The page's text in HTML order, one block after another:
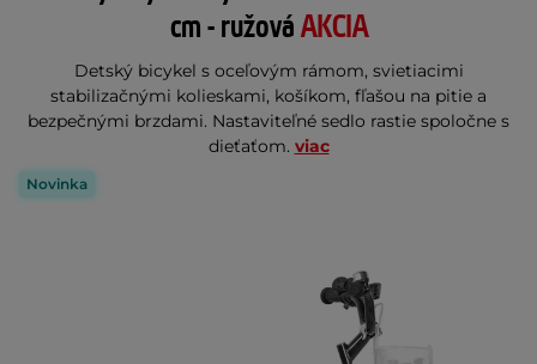
cm - ružováAKCIA
Detský bicykel s oceľovým rámom, svietiacimi
stabilizačnými kolieskami, košíkom, fľašou na pitie a
bezpečnými brzdami. Nastaviteľné sedlo rastie spoločne s
dieťaťom. viac
Novinka